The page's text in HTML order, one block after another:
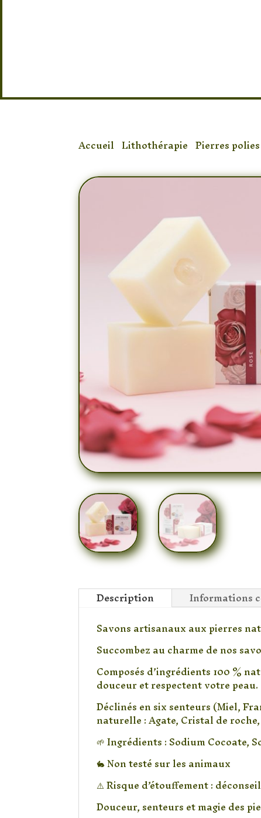
Accueil /Lithothérapie /Pierres
Description Informations
Savons artisanaux aux pierres
Succombez au charme de nos
Composés d’ingrédients 100 %
douceur et respectent votre peau.
Déclinés en six senteurs (Miel,
naturelle : Agate, Cristal de
🌱 Ingrédients : Sodium Cocoate,
🐇 Non testé sur les animaux
⚠️ Risque d’étouffement :
Douceur, senteurs et magie des